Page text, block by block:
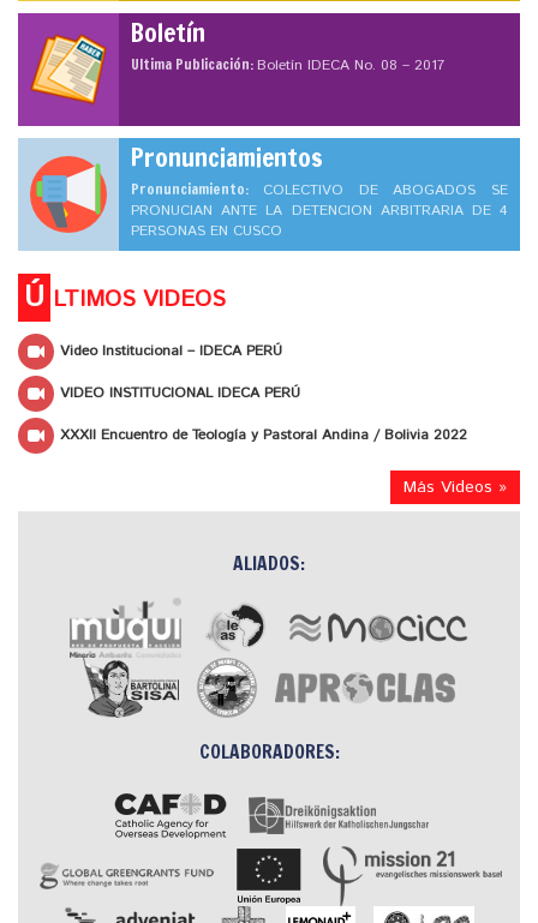
Boletín
Ultima Publicación:Boletín IDECA No. 08 – 2017
Pronunciamientos
Pronunciamiento: COLECTIVO DE ABOGADOS SE
PRONUCIAN ANTE LA DETENCION ARBITRARIA DE 4
PERSONAS EN CUSCO
Ú LTIMOS VIDEOS
Video Institucional – IDECA PERÚ
VIDEO INSTITUCIONAL IDECA PERÚ
XXXII Encuentro de Teología y Pastoral Andina / Bolivia 2022
Más Videos »
ALIADOS:
COLABORADORES: